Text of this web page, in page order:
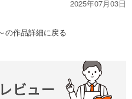
2025年07月03日
の作品詳細に戻る